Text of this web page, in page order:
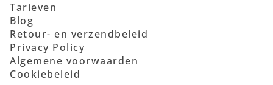
Tarieven
Blog
Retour- en verzendbeleid
Privacy Policy
Algemene voorwaarden
Cookiebeleid